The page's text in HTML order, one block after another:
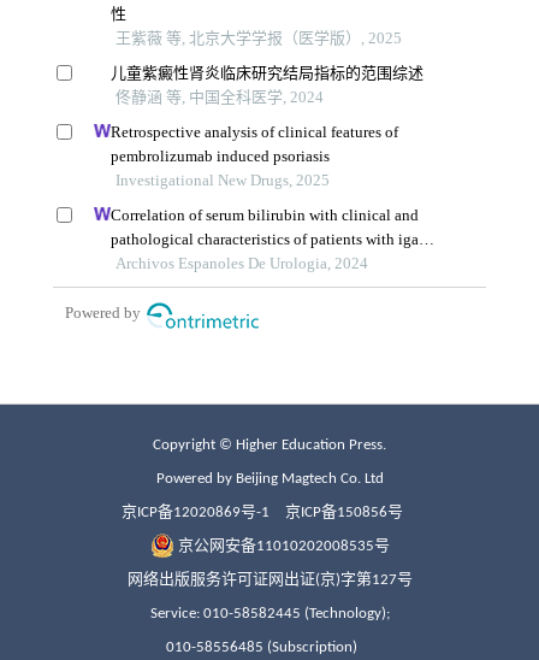
Copyright © Higher Education Press.
Powered by Beijing Magtech Co. Ltd
京ICP备12020869号-1 京ICP备150856号
京公网安备11010202008535号
网络出版服务许可证网出证(京)字第127号
Service: 010-58582445 (Technology);
010-58556485 (Subscription)